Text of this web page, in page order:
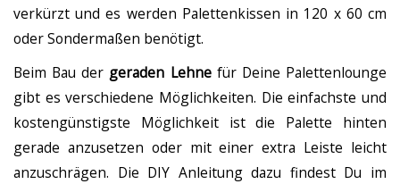
verkürzt und es werden Palettenkissen in 120 x 60 cm
oder Sondermaßen benötigt.
Beim Bau der geraden Lehnefür Deine Palettenlounge
gibt es verschiedene Möglichkeiten. Die einfachste und
kostengünstigste Möglichkeit ist die Palette hinten
gerade anzusetzen oder mit einer extra Leiste leicht
anzuschrägen. Die DIY Anleitung dazu findest Du im